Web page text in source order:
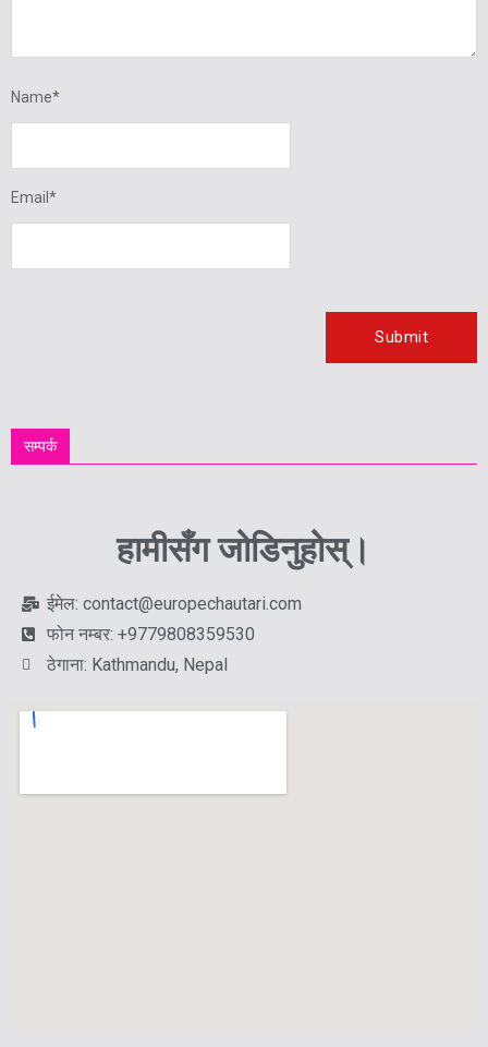
Name*
Email *
सम्पर्क
हामीसँग जोडिनुहोस्।
ईमेल: contact@europechautari.com
फोन नम्बर: +9779808359530
ठेगाना: Kathmandu, Nepal